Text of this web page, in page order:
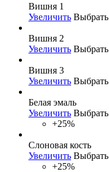
Вишня 1
Увеличить Выбрать
Вишня 2
Увеличить Выбрать
Вишня 3
Увеличить Выбрать
Белая эмаль
Увеличить Выбрать
+25%
Слоновая кость
Увеличить Выбрать
+25%